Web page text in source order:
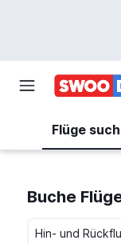
Flüge
Buche
Hin- und